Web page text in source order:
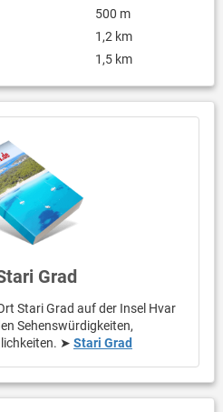
500 m
1,2 km
1,5 km
Grad
Stari Grad auf der Insel Hvar
Sehenswürdigkeiten,
➤ Stari Grad